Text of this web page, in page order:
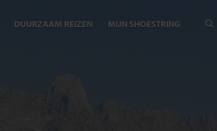
DUURZAAM REIZEN MIJN SHOESTRING